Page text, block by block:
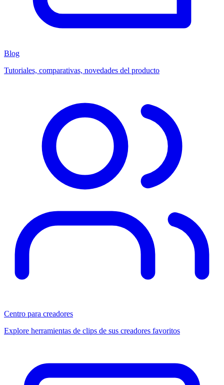
Blog
Tutoriales, comparativas, novedades del producto
Centro para creadores
Explore herramientas de clips de sus creadores favoritos